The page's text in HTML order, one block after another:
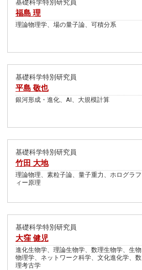
基礎科学特別研究員
福島 理
理論物理学、場の量子論、可積分系
基礎科学特別研究員
平島 敬也
銀河形成・進化、AI、大規模計算
基礎科学特別研究員
竹田 大地
理論物理、素粒子論、量子重力、ホログラフ
ィー原理
基礎科学特別研究員
大窪 健児
進化生物学、理論生物学、数理生物学、生物
物理学、ネットワーク科学、文化進化学、数
理考古学